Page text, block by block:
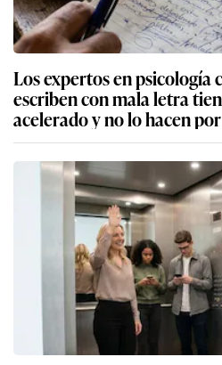
Los expertos en psicología
escriben con mala letra
acelerado y no lo hacen